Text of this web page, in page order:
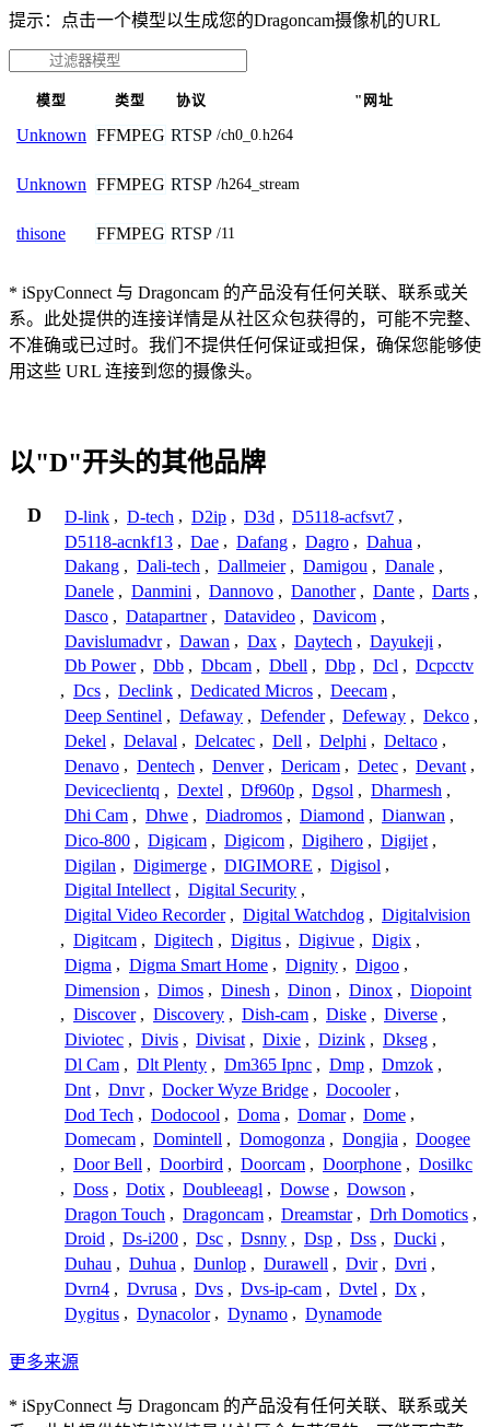
提示：点击一个模型以生成您的Dragoncam摄像机的URL
模型 类型 协议 "网址
Unknown FFMPEG RTSP /ch0_0.h264
Unknown FFMPEG RTSP /h264_stream
thisone FFMPEG RTSP /11
* iSpyConnect 与 Dragoncam 的产品没有任何关联、联系或关
系。此处提供的连接详情是从社区众包获得的，可能不完整、
不准确或已过时。我们不提供任何保证或担保，确保您能够使
用这些 URL 连接到您的摄像头。
以"D"开头的其他品牌
D D-link , D-tech , D2ip , D3d , D5118-acfsvt7 ,
D5118-acnkf13 , Dae , Dafang , Dagro , Dahua ,
Dakang , Dali-tech , Dallmeier , Damigou , Danale ,
Danele , Danmini , Dannovo , Danother , Dante , Darts ,
Dasco , Datapartner , Datavideo , Davicom ,
Davislumadvr , Dawan , Dax , Daytech , Dayukeji ,
Db Power , Dbb , Dbcam , Dbell , Dbp , Dcl , Dcpcctv
, Dcs , Declink , Dedicated Micros , Deecam ,
Deep Sentinel , Defaway , Defender , Defeway , Dekco ,
Dekel , Delaval , Delcatec , Dell , Delphi , Deltaco ,
Denavo , Dentech , Denver , Dericam , Detec , Devant ,
Deviceclientq , Dextel , Df960p , Dgsol , Dharmesh ,
Dhi Cam , Dhwe , Diadromos , Diamond , Dianwan ,
Dico-800 , Digicam , Digicom , Digihero , Digijet ,
Digilan , Digimerge , DIGIMORE , Digisol ,
Digital Intellect , Digital Security ,
Digital Video Recorder , Digital Watchdog , Digitalvision
, Digitcam , Digitech , Digitus , Digivue , Digix ,
Digma , Digma Smart Home , Dignity , Digoo ,
Dimension , Dimos , Dinesh , Dinon , Dinox , Diopoint
, Discover , Discovery , Dish-cam , Diske , Diverse ,
Diviotec , Divis , Divisat , Dixie , Dizink , Dkseg ,
Dl Cam , Dlt Plenty , Dm365 Ipnc , Dmp , Dmzok ,
Dnt , Dnvr , Docker Wyze Bridge , Docooler ,
Dod Tech , Dodocool , Doma , Domar , Dome ,
Domecam , Domintell , Domogonza , Dongjia , Doogee
, Door Bell , Doorbird , Doorcam , Doorphone , Dosilkc
, Doss , Dotix , Doubleeagl , Dowse , Dowson ,
Dragon Touch , Dragoncam , Dreamstar , Drh Domotics ,
Droid , Ds-i200 , Dsc , Dsnny , Dsp , Dss , Ducki ,
Duhau , Duhua , Dunlop , Durawell , Dvir , Dvri ,
Dvrn4 , Dvrusa , Dvs , Dvs-ip-cam , Dvtel , Dx ,
Dygitus , Dynacolor , Dynamo , Dynamode
更多来源
* iSpyConnect 与 Dragoncam 的产品没有任何关联、联系或关